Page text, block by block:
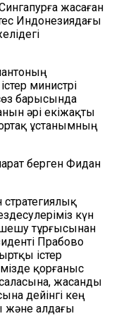
жасаған
Индонезиядағы
министрі
барысында
әрі екіжақты
ұстанымның
берген Фидан
стратегиялық
күн
шешу тұрғысынан
Прабово
істер
қорғаныс
жасанды
дейінгі кең
алдағы